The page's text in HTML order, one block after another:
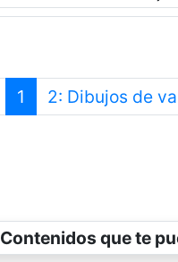
1 2: Dibujos de
Contenidos que te